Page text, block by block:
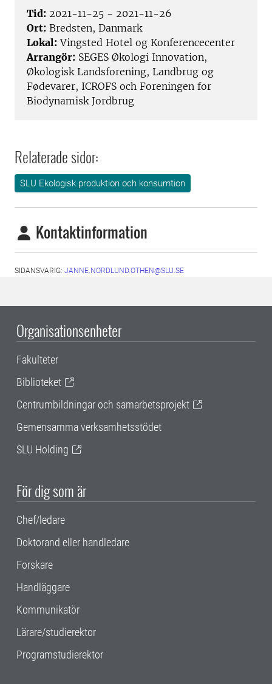
Tid: 2021-11-25 - 2021-11-26
Ort: Bredsten, Danmark
Lokal: Vingsted Hotel og Konferencecenter
Arrangör: SEGES Økologi Innovation,
Økologisk Landsforening, Landbrug og
Fødevarer, ICROFS och Foreningen for
Biodynamisk Jordbrug
Relaterade sidor:
SLU Ekologisk produktion och konsumtion
Kontaktinformation
SIDANSVARIG: JANNE.NORDLUND.OTHEN@SLU.SE
Organisationsenheter
Fakulteter
Biblioteket
Centrumbildningar och samarbetsprojekt
Gemensamma verksamhetsstödet
SLU Holding
För dig som är
Chef/ledare
Doktorand eller handledare
Forskare
Handläggare
Kommunikatör
Lärare/studierektor
Programstudierektor